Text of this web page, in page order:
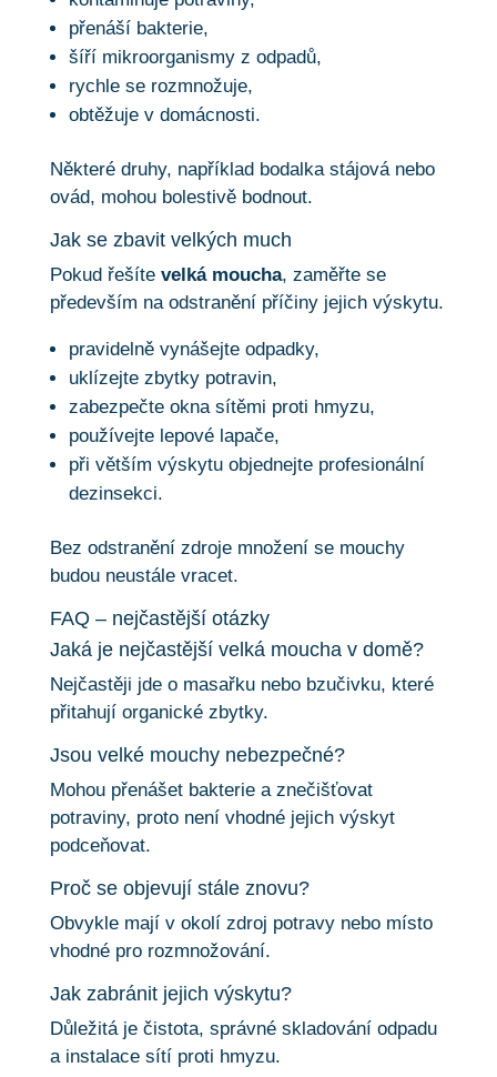
přenáší bakterie,
šíří mikroorganismy z odpadů,
rychle se rozmnožuje,
obtěžuje v domácnosti.
Některé druhy, například bodalka stájová nebo
ovád, mohou bolestivě bodnout.
Jak se zbavit velkých much
Pokud řešíte velká moucha, zaměřte se
především na odstranění příčiny jejich výskytu.
pravidelně vynášejte odpadky,
uklízejte zbytky potravin,
zabezpečte okna sítěmi proti hmyzu,
používejte lepové lapače,
při větším výskytu objednejte profesionální
dezinsekci.
Bez odstranění zdroje množení se mouchy
budou neustále vracet.
FAQ – nejčastější otázky
Jaká je nejčastější velká moucha v domě?
Nejčastěji jde o masařku nebo bzučivku, které
přitahují organické zbytky.
Jsou velké mouchy nebezpečné?
Mohou přenášet bakterie a znečišťovat
potraviny, proto není vhodné jejich výskyt
podceňovat.
Proč se objevují stále znovu?
Obvykle mají v okolí zdroj potravy nebo místo
vhodné pro rozmnožování.
Jak zabránit jejich výskytu?
Důležitá je čistota, správné skladování odpadu
a instalace sítí proti hmyzu.